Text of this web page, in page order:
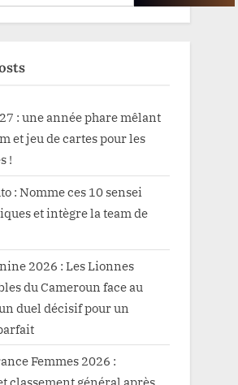
: une année phare mêlant
et jeu de cartes pour les
!
: Nomme ces 10 sensei
et intègre la team de
2026 : Les Lionnes
du Cameroun face au
duel décisif pour un
Femmes 2026 :
classement général après